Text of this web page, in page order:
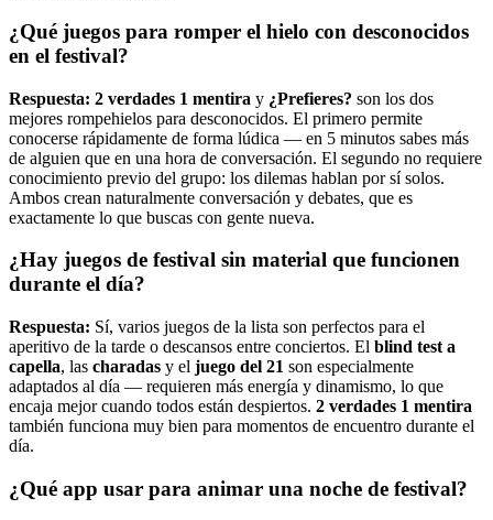
¿Qué juegos para romper el hielo con desconocidos
en el festival?
Respuesta: 2 verdades 1 mentira y ¿Prefieres? son los dos
mejores rompehielos para desconocidos. El primero permite
conocerse rápidamente de forma lúdica — en 5 minutos sabes más
de alguien que en una hora de conversación. El segundo no requiere
conocimiento previo del grupo: los dilemas hablan por sí solos.
Ambos crean naturalmente conversación y debates, que es
exactamente lo que buscas con gente nueva.
¿Hay juegos de festival sin material que funcionen
durante el día?
Respuesta: Sí, varios juegos de la lista son perfectos para el
aperitivo de la tarde o descansos entre conciertos. El blind test a
capella, las charadas y el juego del 21 son especialmente
adaptados al día — requieren más energía y dinamismo, lo que
encaja mejor cuando todos están despiertos. 2 verdades 1 mentira
también funciona muy bien para momentos de encuentro durante el
día.
¿Qué app usar para animar una noche de festival?